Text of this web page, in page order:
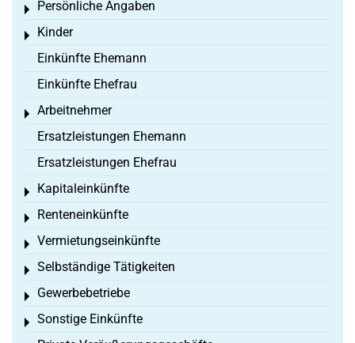
Persönliche Angaben
Toggle menu
Kinder
Toggle menu
Einkünfte Ehemann
Einkünfte Ehefrau
Arbeitnehmer
Toggle menu
Ersatzleistungen Ehemann
Ersatzleistungen Ehefrau
Kapitaleinkünfte
Toggle menu
Renteneinkünfte
Toggle menu
Vermietungseinkünfte
Toggle menu
Selbständige Tätigkeiten
Toggle menu
Gewerbebetriebe
Toggle menu
Sonstige Einkünfte
Toggle menu